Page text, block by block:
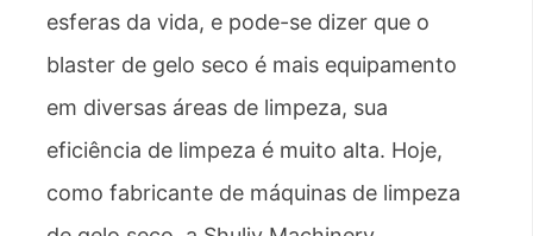
esferas da vida, e pode-se dizer que o
blaster de gelo seco é mais equipamento
em diversas áreas de limpeza, sua
eficiência de limpeza é muito alta. Hoje,
como fabricante de máquinas de limpeza